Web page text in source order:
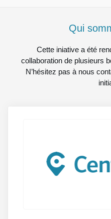
Qui
Cette iniative a été
collaboration de plusieurs
N’hésitez pas à nous